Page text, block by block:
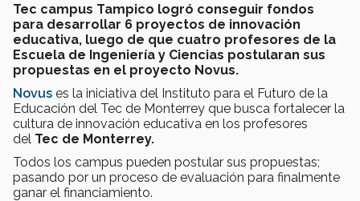
Tec campus Tampico logró conseguir fondos
para desarrollar 6 proyectos de innovación
educativa, luego de que cuatro profesores de la
Escuela de Ingeniería y Ciencias postularan sus
propuestas en el proyecto Novus.
Novus es la iniciativa del Instituto para el Futuro de la
Educación del Tec de Monterrey que busca fortalecer la
cultura de innovación educativa en los profesores
del Tec de Monterrey.
Todos los campus pueden postular sus propuestas;
pasando por un proceso de evaluación para finalmente
ganar el financiamiento.